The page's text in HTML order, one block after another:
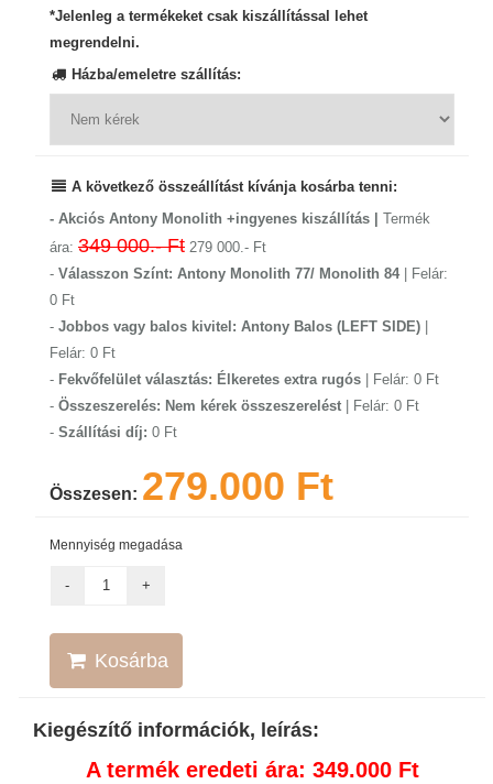
*Jelenleg a termékeket csak kiszállítással lehet
megrendelni.
Házba/emeletre szállítás:
A következő összeállítást kívánja kosárba tenni:
- Akciós Antony Monolith +ingyenes kiszállítás | Termék
ára: 349 000.- Ft 279 000.- Ft
- Válasszon Színt: Antony Monolith 77/ Monolith 84| Felár:
0 Ft
- Jobbos vagy balos kivitel: Antony Balos (LEFT SIDE)
Felár: 0 Ft
- Fekvőfelület választás: Élkeretes extra rugós | Felár: 0 Ft
- Összeszerelés: Nem kérek összeszerelést | Felár: 0 Ft
- Szállítási díj: 0 Ft
Összesen: 279.000 Ft
Mennyiség megadása
Kosárba
Kiegészítő információk, leírás:
A termék eredeti ára: 349.000 Ft